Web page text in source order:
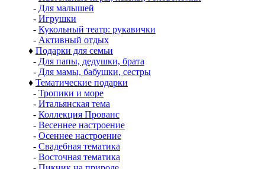
- Для малышей
- Игрушки
- Кукольный театр: рукавички
- Активный отдых
♦ Подарки для семьи
- Для папы, дедушки, брата
- Для мамы, бабушки, сестры
♦ Тематические подарки
- Тропики и море
- Итальянская тема
- Коллекция Прованс
- Весеннее настроение
- Осеннее настроение
- Свадебная тематика
- Восточная тематика